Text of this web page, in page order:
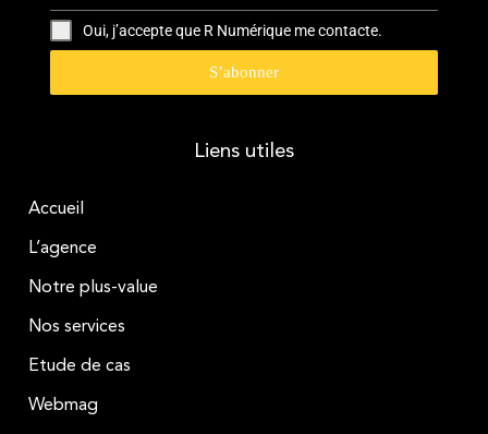
Liens utiles
Accueil
L’agence
Notre plus-value
Nos services
Etude de cas
Webmag
Oui, j’accepte que R Numérique me contacte.
S’abonner